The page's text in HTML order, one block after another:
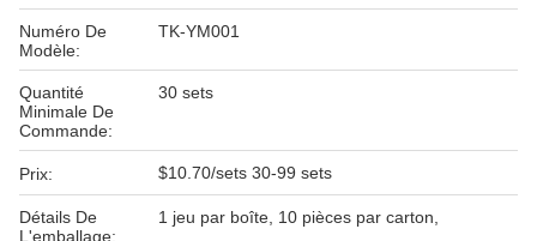
Numéro De
Modèle:
TK-YM001
Quantité
Minimale De
Commande:
30 sets
Prix: $10.70/sets 30-99 sets
Détails De
L'emballage:
1 jeu par boîte, 10 pièces par carton,